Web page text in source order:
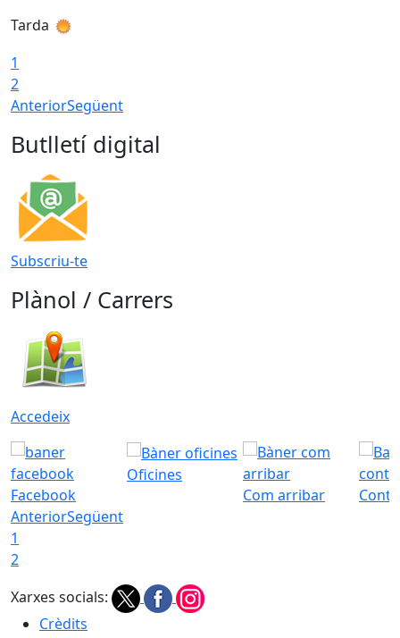
Tarda
1
2
AnteriorSegüent
Butlletí digital
Subscriu-te
Plànol / Carrers
Accedeix
Facebook
Oficines
Com arribar
AnteriorSegüent
1
2
Xarxes socials:
Crèdits